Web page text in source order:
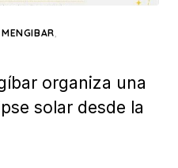
MENGIBAR,
organiza una
solar desde la